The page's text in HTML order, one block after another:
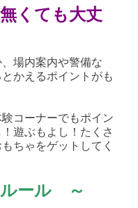
くても大丈
場内案内や警備な
かえるポイントがも
コーナーでもポイン
遊ぶもよし！たくさ
ちゃをゲットしてく
ール ～